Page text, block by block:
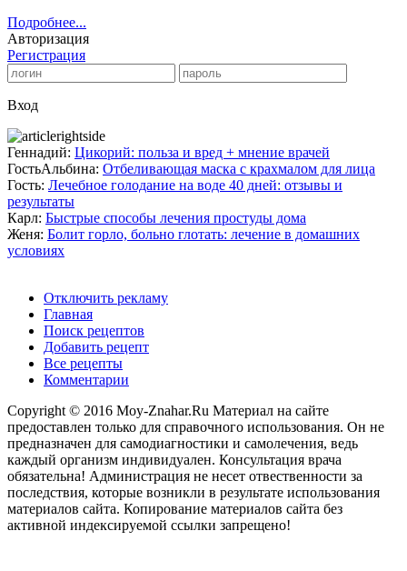
Подробнее...
Авторизация
Регистрация
Вход
Геннадий: Цикорий: польза и вред + мнение врачей
ГостьАльбина: Отбеливающая маска с крахмалом для лица
Гость: Лечебное голодание на воде 40 дней: отзывы и
результаты
Карл: Быстрые способы лечения простуды дома
Женя: Болит горло, больно глотать: лечение в домашних
условиях
Отключить рекламу
Главная
Поиск рецептов
Добавить рецепт
Все рецепты
Комментарии
Copyright © 2016 Moy-Znahar.Ru Материал на сайте
предоставлен только для справочного использования. Он не
предназначен для самодиагностики и самолечения, ведь
каждый организм индивидуален. Консультация врача
обязательна! Администрация не несет отвественности за
последствия, которые возникли в результате использования
материалов сайта. Копирование материалов сайта без
активной индексируемой ссылки запрещено!